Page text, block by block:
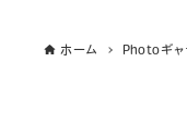
ホーム Photoギャ